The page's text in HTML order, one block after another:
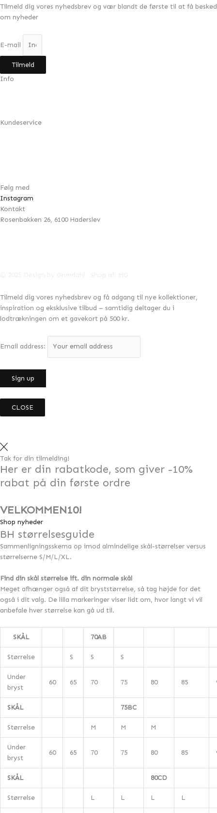
Tilmeld dig vores nyhedsbrev og vær blandt de første til at få besked
om nyheder
E-mail
Tilmeld
Info
Kundeservice
Følg med
Instagram
Kontakt
Rosenbakken 26, 6100 Haderslev
Tilmeld dig vores nyhedsbrev og få adgang til nye kollektioner,
inspiration og eksklusive tilbud – samtidig deltager du i
lodtrækningen om et gavekort på 500 kr.
Email address:
CLOSE
Tak for din tilmelding!
Her er din rabatkode, som giver -10%
rabat på din første ordre
VELKOMMEN10!
Shop nyheder
BH størrelsesguide
Sammenligningsskema op imod almindelige skål-størrelser versus
størrelserne S/M/L/XL.
Find din skål størrelse ift. din normale skål
Meget afhænger også af dit bryststørrelse, så tag højde for det
også i dit valg. De lilla markeringer viser lidt om, hvor langt vi vil
anbefale hver størrelse kan gå ud til.
SKÅL 70AB
Størrelse S S S
Under
bryst
60 65 70 75 80 85
SKÅL 75BC
Størrelse M M M
Under
bryst
60 65 70 75 80 85
SKÅL 80CD
Størrelse L L L L